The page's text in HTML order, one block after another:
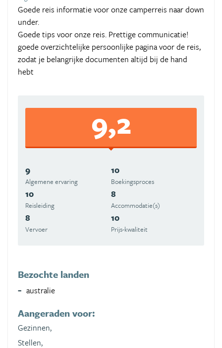
Goede reis informatie voor onze camperreis naar down
under.
Goede tips voor onze reis. Prettige communicatie!
goede overzichtelijke persoonlijke pagina voor de reis,
zodat je belangrijke documenten altijd bij de hand
hebt
9,2
9
Algemene ervaring
10
Boekingsproces
10
Reisleiding
8
Accommodatie(s)
8
Vervoer
10
Prijs-kwaliteit
Bezochte landen
australie
Aangeraden voor:
Gezinnen,
Stellen,